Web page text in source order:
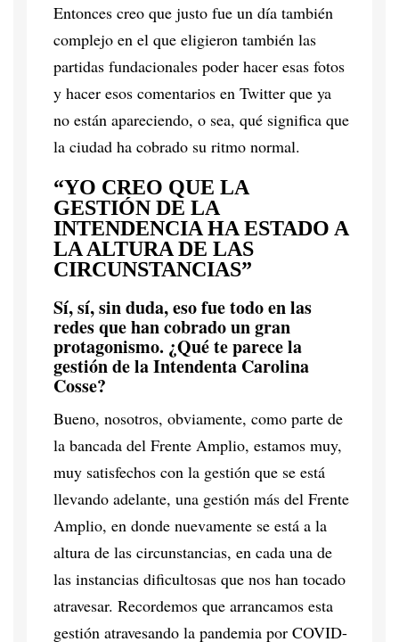
Entonces creo que justo fue un día también
complejo en el que eligieron también las
partidas fundacionales poder hacer esas fotos
y hacer esos comentarios en Twitter que ya
no están apareciendo, o sea, qué significa que
la ciudad ha cobrado su ritmo normal.
“YO CREO QUE LA
GESTIÓN DE LA
INTENDENCIA HA ESTADO A
LA ALTURA DE LAS
CIRCUNSTANCIAS”
Sí, sí, sin duda, eso fue todo en las
redes que han cobrado un gran
protagonismo. ¿Qué te parece la
gestión de la Intendenta Carolina
Cosse?
Bueno, nosotros, obviamente, como parte de
la bancada del Frente Amplio, estamos muy,
muy satisfechos con la gestión que se está
llevando adelante, una gestión más del Frente
Amplio, en donde nuevamente se está a la
altura de las circunstancias, en cada una de
las instancias dificultosas que nos han tocado
atravesar. Recordemos que arrancamos esta
gestión atravesando la pandemia por COVID-